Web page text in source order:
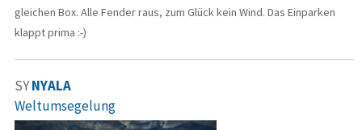
gleichen Box. Alle Fender raus, zum Glück kein Wind. Das Einparken
klappt prima :-)
SYNYALA
Weltumsegelung